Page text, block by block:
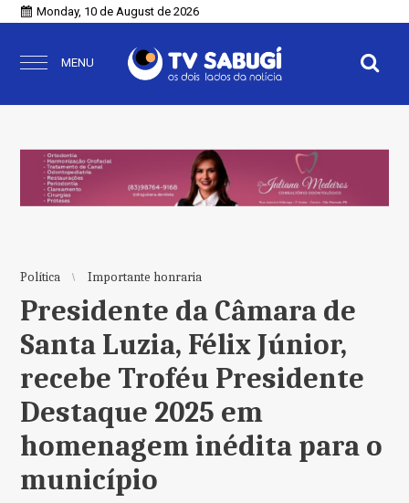
Monday, 10 de August de 2026
MENU
Política Importante honraria
Presidente da Câmara de
Santa Luzia, Félix Júnior,
recebe Troféu Presidente
Destaque 2025 em
homenagem inédita para o
município